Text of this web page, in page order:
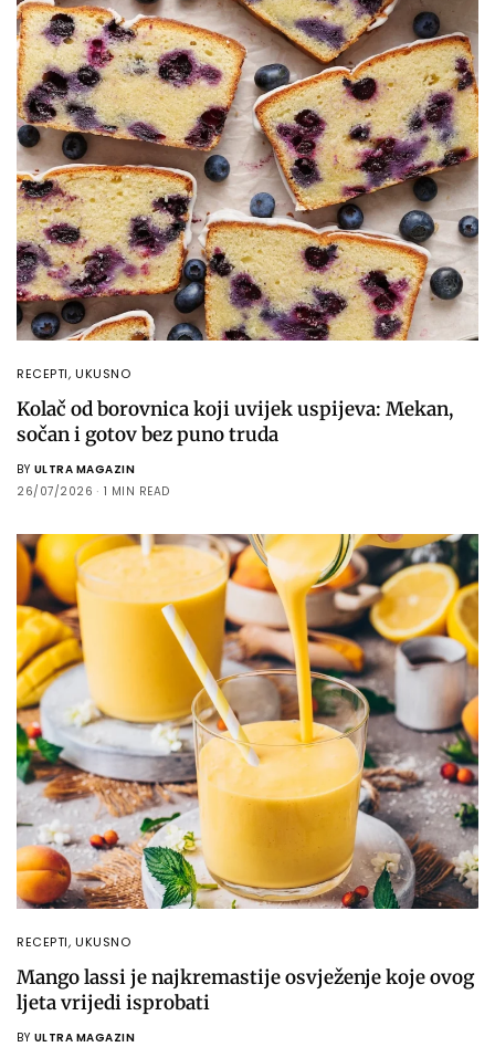
RECEPTI, UKUSNO
Kolač od borovnica koji uvijek uspijeva: Mekan,
sočan i gotov bez puno truda
BY ULTRA MAGAZIN
26/07/2026
1 MIN READ
RECEPTI, UKUSNO
Mango lassi je najkremastije osvježenje koje ovog
ljeta vrijedi isprobati
BY ULTRA MAGAZIN